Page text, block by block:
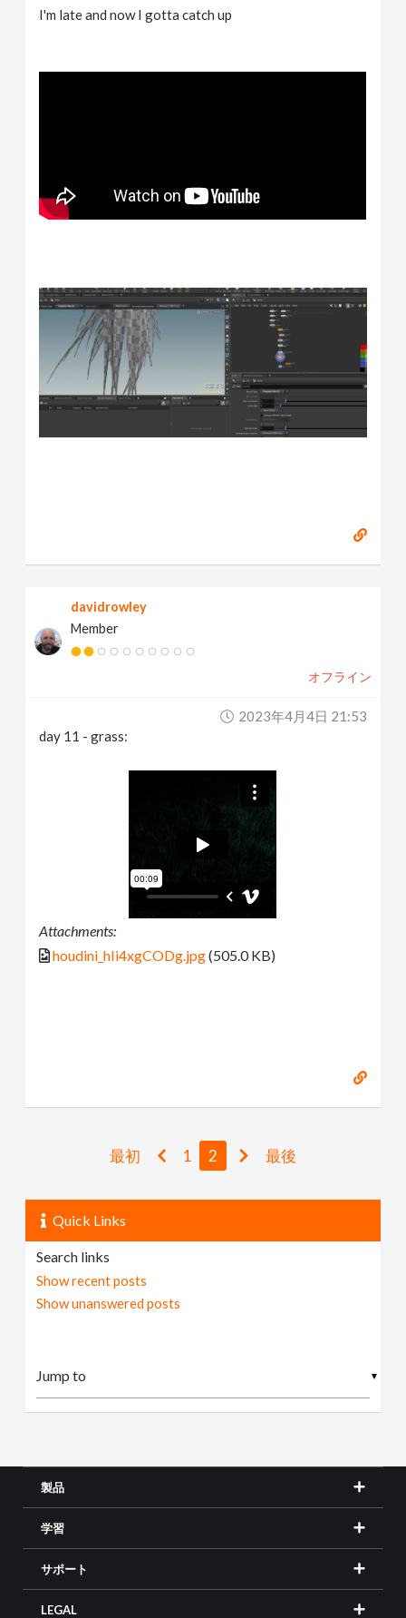
I'm late and now I gotta catch up
davidrowley
Member
オフライン
2023年4月4日 21:53
day 11 - grass:
Attachments:
houdini_hIi4xgCODg.jpg(505.0 KB)
最初 1 2 最後
Quick Links
Search links
Show recent posts
Show unanswered posts
▼
製品
学習
サポート
LEGAL